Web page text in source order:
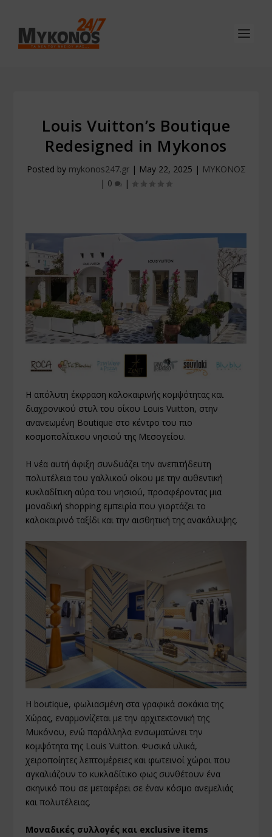
Louis Vuitton’s Boutique
Redesigned in Mykonos
Posted by mykonos247.gr| May 22, 2025 | ΜΥΚΟΝΟΣ
| 0 |
Η απόλυτη έκφραση καλοκαιρινής κομψότητας και
διαχρονικού στυλ του οίκου Louis Vuitton, στην
ανανεωμένη Boutique στο κέντρο του πιο
κοσμοπολίτικου νησιού της Μεσογείου.
Η νέα αυτή άφιξη συνδυάζει την ανεπιτήδευτη
πολυτέλεια του γαλλικού οίκου με την αυθεντική
κυκλαδίτικη αύρα του νησιού, προσφέροντας μια
μοναδική shopping εμπειρία που γιορτάζει το
καλοκαιρινό ταξίδι και την αισθητική της ανακάλυψης.
Η boutique, φωλιασμένη στα γραφικά σοκάκια της
Χώρας, εναρμονίζεται με την αρχιτεκτονική της
Μυκόνου, ενώ παράλληλα ενσωματώνει την
κομψότητα της Louis Vuitton. Φυσικά υλικά,
χειροποίητες λεπτομέρειες και φωτεινοί χώροι που
αγκαλιάζουν το κυκλαδίτικο φως συνθέτουν ένα
σκηνικό που σε μεταφέρει σε έναν κόσμο ανεμελιάς
και πολυτέλειας.
Μοναδικές συλλογές και exclusive items